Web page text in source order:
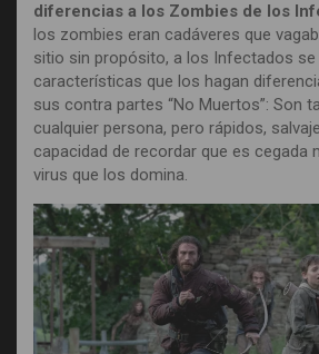
diferencias a los Zombies de los
los zombies eran cadáveres que
sitio sin propósito, a los Infectados
características que los hagan
sus contra partes “No Muertos”: Son
cualquier persona, pero rápidos,
capacidad de recordar que es cegada
virus que los domina.